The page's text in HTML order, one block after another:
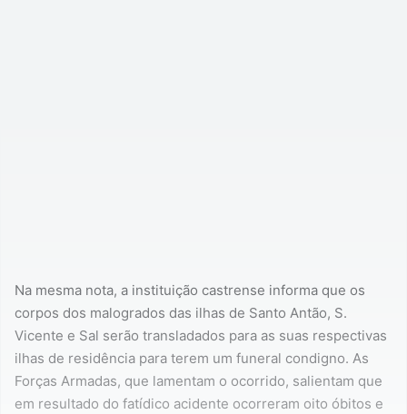
Na mesma nota, a instituição castrense informa que os
corpos dos malogrados das ilhas de Santo Antão, S.
Vicente e Sal serão transladados para as suas respectivas
ilhas de residência para terem um funeral condigno. As
Forças Armadas, que lamentam o ocorrido, salientam que
em resultado do fatídico acidente ocorreram oito óbitos e